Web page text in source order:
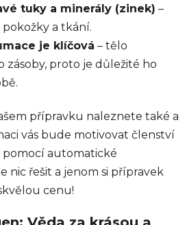
tuky a minerály (zinek) –
a tkání.
je klíčová – tělo
zásoby, proto je důležité ho
přípravku naleznete také a
vás bude motivovat členství
pomocí automatické
nic řešit a jenom si přípravek
cenu!